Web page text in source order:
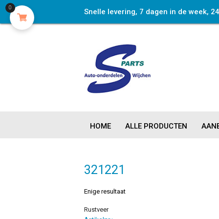
Snelle levering, 7 dagen in de week,
HOME ALLE PRODUCTEN
321221
Enige resultaat
Rustveer
0